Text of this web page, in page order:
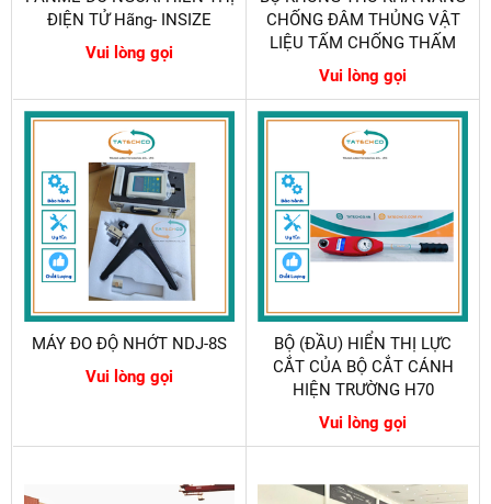
ĐIỆN TỬ Hãng- INSIZE
Vui lòng gọi
CHỐNG ĐÂM THỦNG VẬT
LIỆU TẤM CHỐNG THẤM
Vui lòng gọi
MÁY ĐO ĐỘ NHỚT NDJ-8S
Vui lòng gọi
BỘ (ĐẦU) HIỂN THỊ LỰC
CẮT CỦA BỘ CẮT CÁNH
HIỆN TRƯỜNG H70
Vui lòng gọi